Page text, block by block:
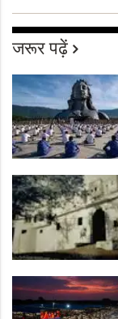
जरूर पढ़ें